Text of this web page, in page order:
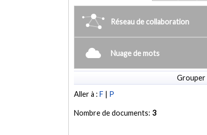
Réseau de collaboration
Nuage de mots
Grouper
Aller à :F | P
Nombre de documents: 3